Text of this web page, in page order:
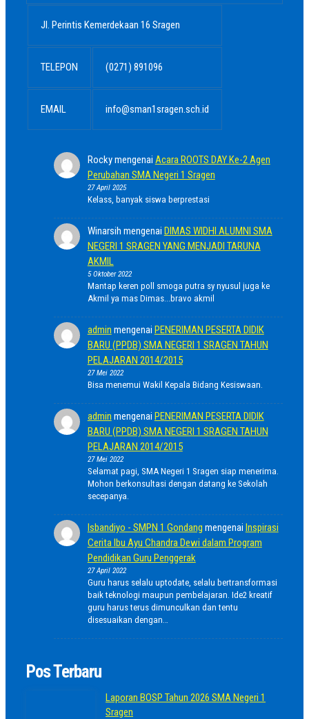
Jl. Perintis Kemerdekaan 16 Sragen
TELEPON (0271) 891096
EMAIL info@sman1sragen.sch.id
Rockymengenai Acara ROOTS DAY Ke-2 Agen
Perubahan SMA Negeri 1 Sragen
27 April 2025
Kelass, banyak siswa berprestasi
Winarsih mengenai DIMAS WIDHI ALUMNI SMA
NEGERI 1 SRAGEN YANG MENJADI TARUNA
AKMIL
5 Oktober 2022
Mantap keren poll smoga putra sy nyusul juga ke
Akmil ya mas Dimas...bravo akmil
admin mengenai PENERIMAN PESERTA DIDIK
BARU (PPDB) SMA NEGERI 1 SRAGEN TAHUN
PELAJARAN 2014/2015
27 Mei 2022
Bisa menemui Wakil Kepala Bidang Kesiswaan.
admin mengenai PENERIMAN PESERTA DIDIK
BARU (PPDB) SMA NEGERI 1 SRAGEN TAHUN
PELAJARAN 2014/2015
27 Mei 2022
Selamat pagi, SMA Negeri 1 Sragen siap menerima.
Mohon berkonsultasi dengan datang ke Sekolah
secepanya.
Isbandiyo - SMPN 1 Gondang mengenai Inspirasi
Cerita Ibu Ayu Chandra Dewi dalam Program
Pendidikan Guru Penggerak
27 April 2022
Guru harus selalu uptodate, selalu bertransformasi
baik teknologi maupun pembelajaran. Ide2 kreatif
guru harus terus dimunculkan dan tentu
disesuaikan dengan…
Pos Terbaru
Laporan BOSP Tahun 2026 SMA Negeri 1
Sragen